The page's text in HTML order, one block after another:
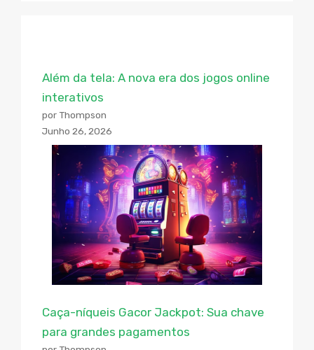
Além da tela: A nova era dos jogos online
interativos
por Thompson
Junho 26, 2026
Caça-níqueis Gacor Jackpot: Sua chave
para grandes pagamentos